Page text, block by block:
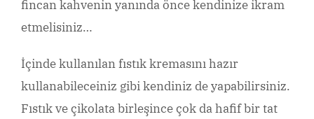
fincan kahvenin yanında önce kendinize ikram
etmelisiniz…
İçinde kullanılan fıstık kremasını hazır
kullanabileceiniz gibi kendiniz de yapabilirsiniz.
Fıstık ve çikolata birleşince çok da hafif bir tat